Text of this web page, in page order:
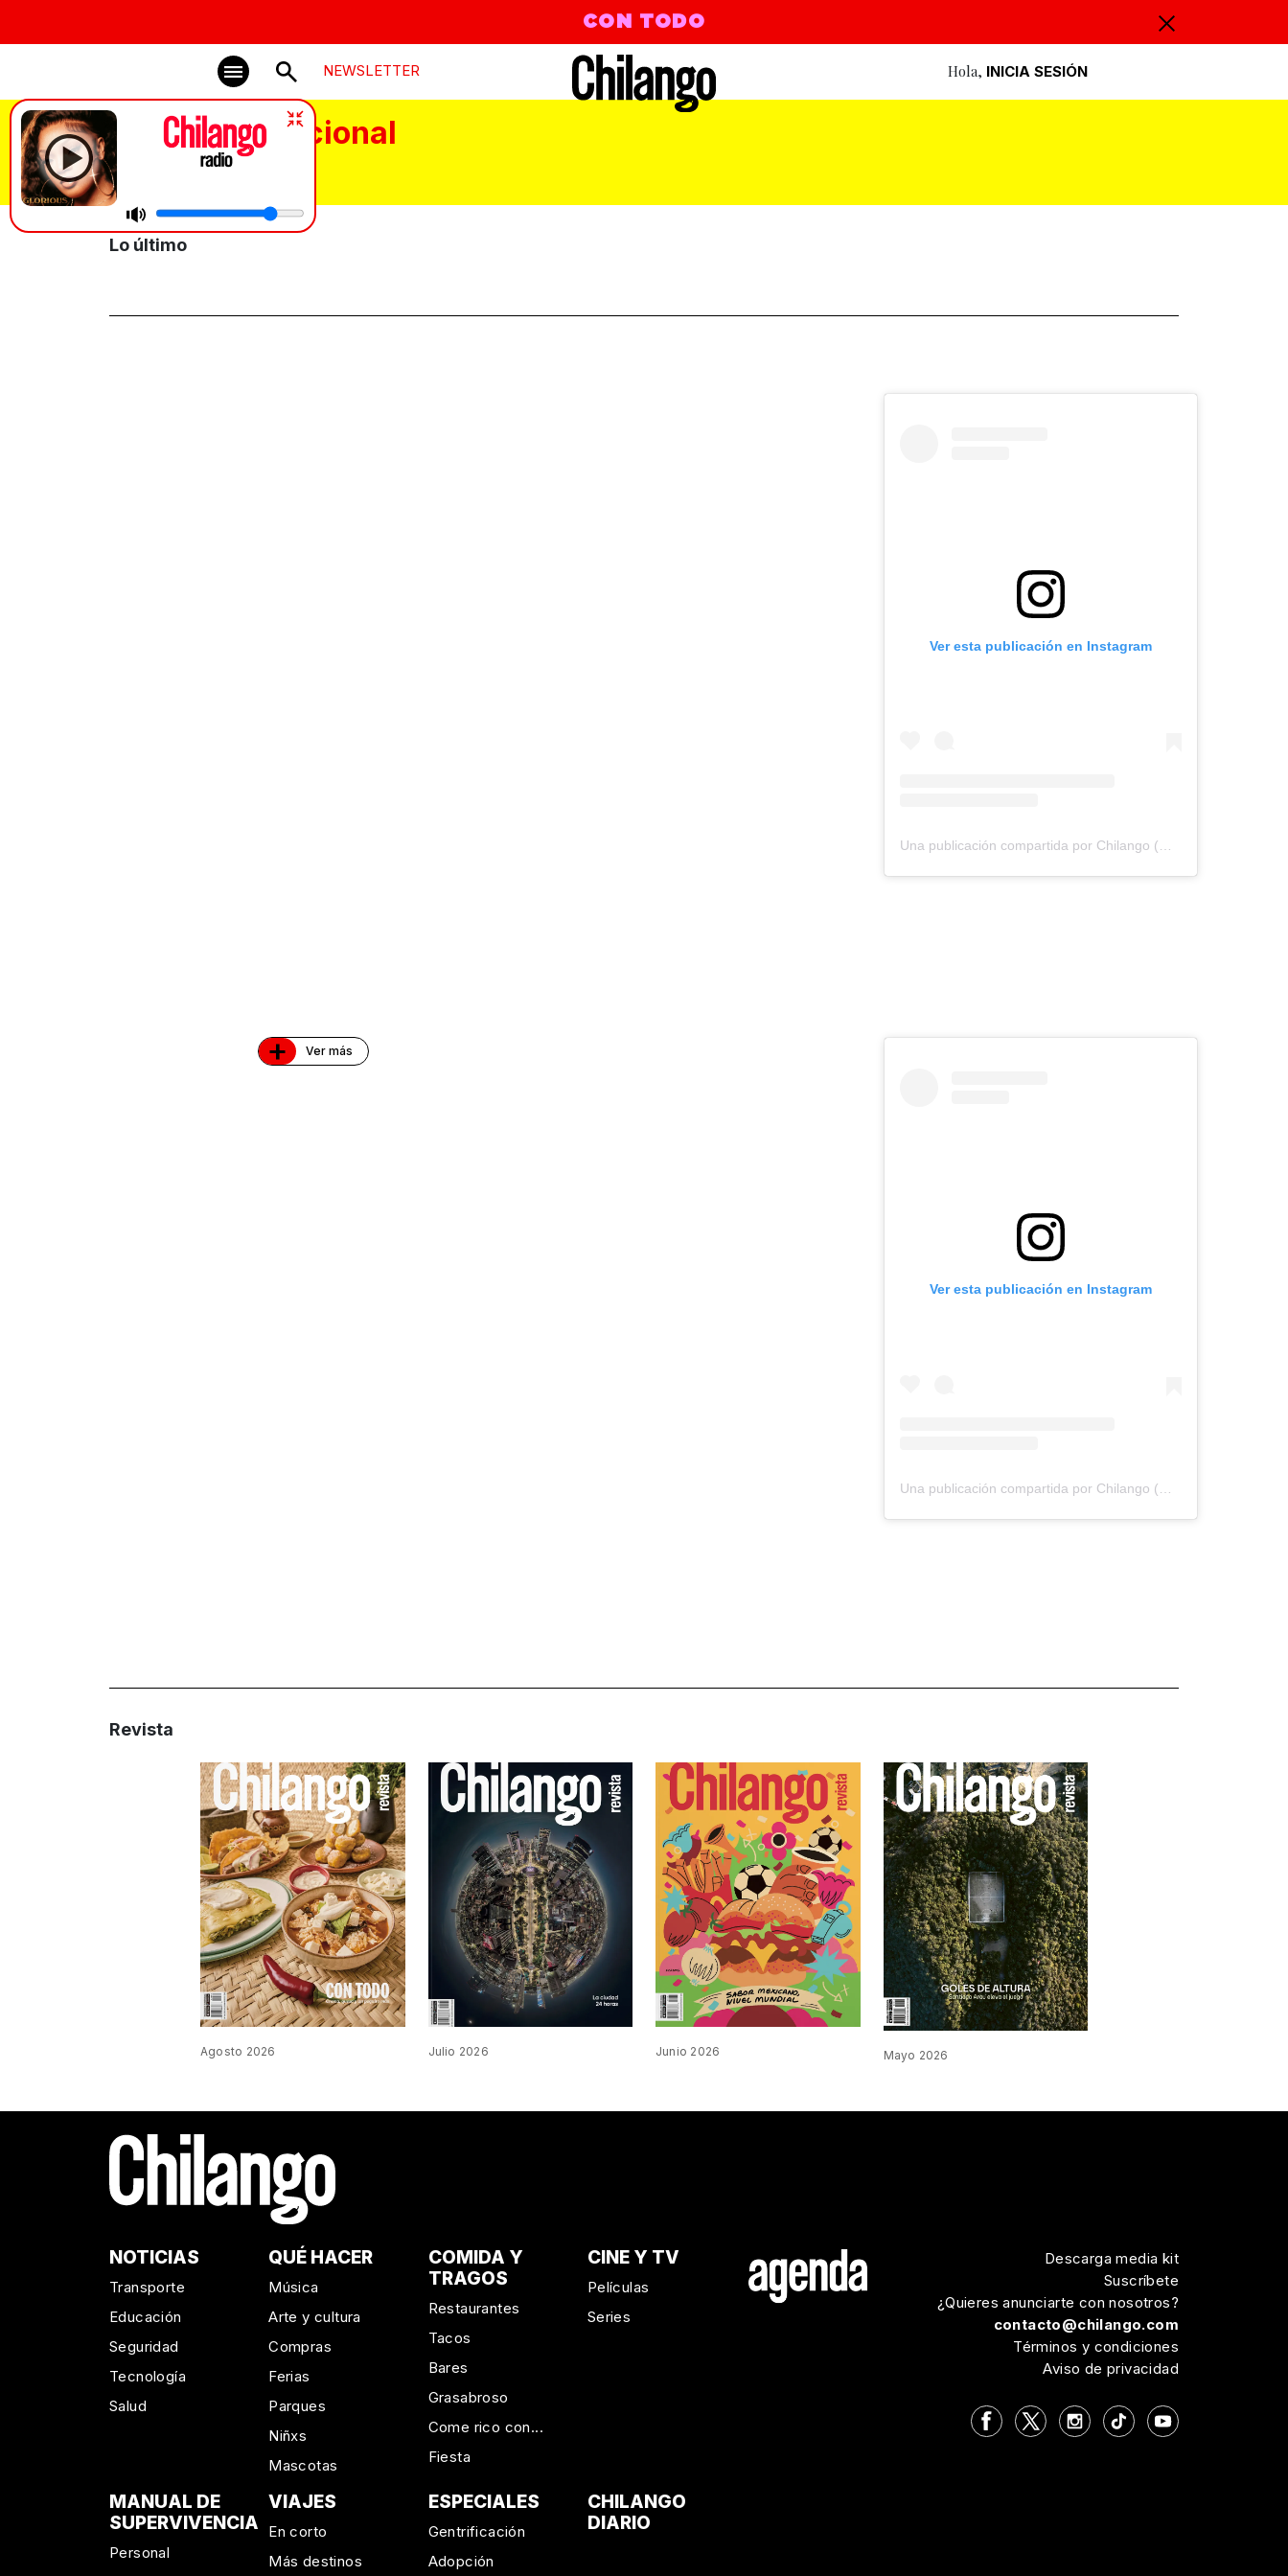
CON TODO
NEWSLETTER Hola, INICIA SESIÓN
Selección Nacional
Lo último
Ver esta publicación en Instagram
+ Ver más
Ver esta publicación en Instagram
Una publicación compartida por Chilango (@chilangocom)
Revista
Agosto 2026 Julio 2026 Junio 2026 Mayo 2026
NOTICIAS
Transporte
Educación
Seguridad
Tecnología
Salud
QUÉ HACER
Música
Arte y cultura
Compras
Ferias
Parques
Niñxs
Mascotas
COMIDA Y
TRAGOS
Restaurantes
Tacos
Bares
Grasabroso
Come rico con...
Fiesta
CINE Y TV
Películas
Series
MANUAL DE
SUPERVIVENCIA
Personal
VIAJES
En corto
Más destinos
ESPECIALES
Gentrificación
Adopción
CHILANGO
DIARIO
Descarga media kit
Suscríbete
¿Quieres anunciarte con nosotros?
contacto@chilango.com
Términos y condiciones
Aviso de privacidad